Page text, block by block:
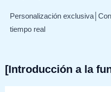
Personalización
tiempo real
[Introducción a la